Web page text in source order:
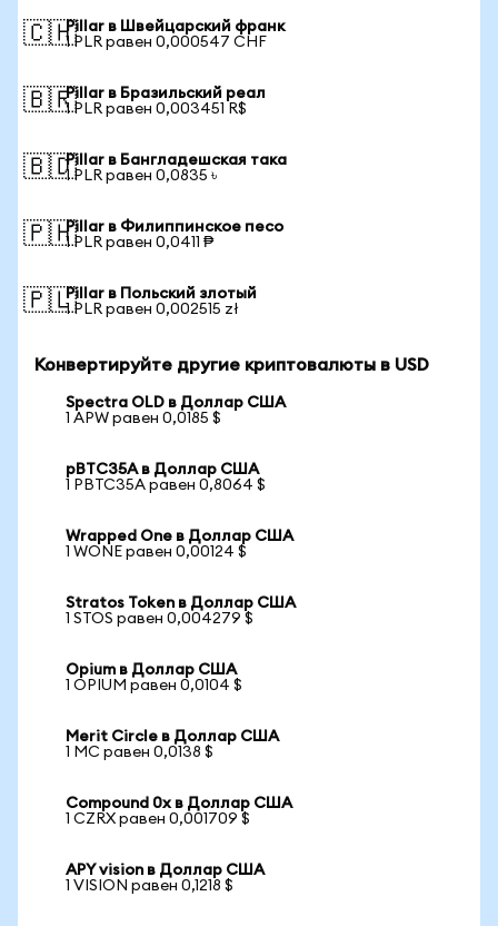
🇨🇭Pillar в Швейцарский франк
1 PLR равен 0,000547 CHF
🇧🇷Pillar в Бразильский реал
1 PLR равен 0,003451 R$
🇧🇩Pillar в Бангладешская така
1 PLR равен 0,0835 ৳
🇵🇭Pillar в Филиппинское песо
1 PLR равен 0,0411 ₱
🇵🇱Pillar в Польский злотый
1 PLR равен 0,002515 zł
Конвертируйте другие криптовалюты в USD
Spectra OLD в Доллар США
1 APW равен 0,0185 $
pBTC35A в Доллар США
1 PBTC35A равен 0,8064 $
Wrapped One в Доллар США
1 WONE равен 0,00124 $
Stratos Token в Доллар США
1 STOS равен 0,004279 $
Opium в Доллар США
1 OPIUM равен 0,0104 $
Merit Circle в Доллар США
1 MC равен 0,0138 $
Compound 0x в Доллар США
1 CZRX равен 0,001709 $
APY vision в Доллар США
1 VISION равен 0,1218 $